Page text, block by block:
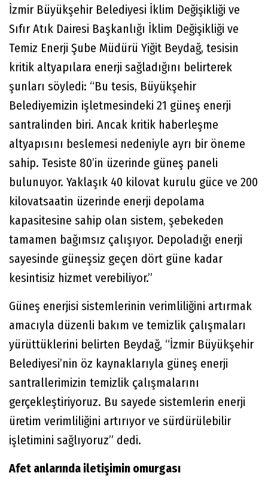
İzmir Büyükşehir Belediyesi İklim Değişikliği ve
Sıfır Atık Dairesi Başkanlığı İklim Değişikliği ve
Temiz Enerji Şube Müdürü Yiğit Beydağ, tesisin
kritik altyapılara enerji sağladığını belirterek
şunları söyledi: “Bu tesis, Büyükşehir
Belediyemizin işletmesindeki 21 güneş enerji
santralinden biri. Ancak kritik haberleşme
altyapısını beslemesi nedeniyle ayrı bir öneme
sahip. Tesiste 80’in üzerinde güneş paneli
bulunuyor. Yaklaşık 40 kilovat kurulu güce ve 200
kilovatsaatin üzerinde enerji depolama
kapasitesine sahip olan sistem, şebekeden
tamamen bağımsız çalışıyor. Depoladığı enerji
sayesinde güneşsiz geçen dört güne kadar
kesintisiz hizmet verebiliyor.”
Güneş enerjisi sistemlerinin verimliliğini artırmak
amacıyla düzenli bakım ve temizlik çalışmaları
yürüttüklerini belirten Beydağ, “İzmir Büyükşehir
Belediyesi’nin öz kaynaklarıyla güneş enerji
santrallerimizin temizlik çalışmalarını
gerçekleştiriyoruz. Bu sayede sistemlerin enerji
üretim verimliliğini artırıyor ve sürdürülebilir
işletimini sağlıyoruz” dedi.
Afet anlarında iletişimin omurgası